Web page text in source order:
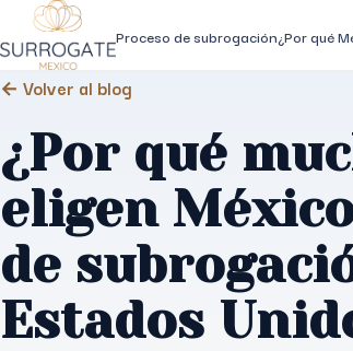
Proceso de subrogación¿Por qué
← Volver al blog
¿Por qué
eligen
de
Estados